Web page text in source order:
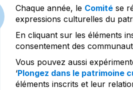
Chaque année, le Comitése
expressions culturelles du
En cliquant sur les éléments
consentement des
Vous pouvez aussi
‘Plongez dans le patrimoine
éléments inscrits et leur